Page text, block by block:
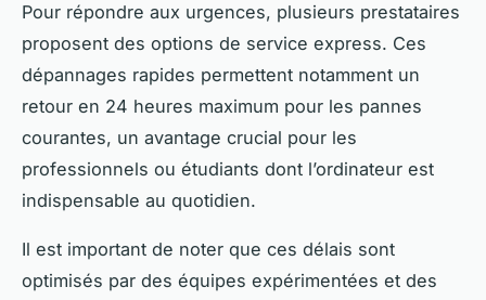
Pour répondre aux urgences, plusieurs prestataires
proposent des options de service express. Ces
dépannages rapides permettent notamment un
retour en 24 heures maximum pour les pannes
courantes, un avantage crucial pour les
professionnels ou étudiants dont l’ordinateur est
indispensable au quotidien.
Il est important de noter que ces délais sont
optimisés par des équipes expérimentées et des